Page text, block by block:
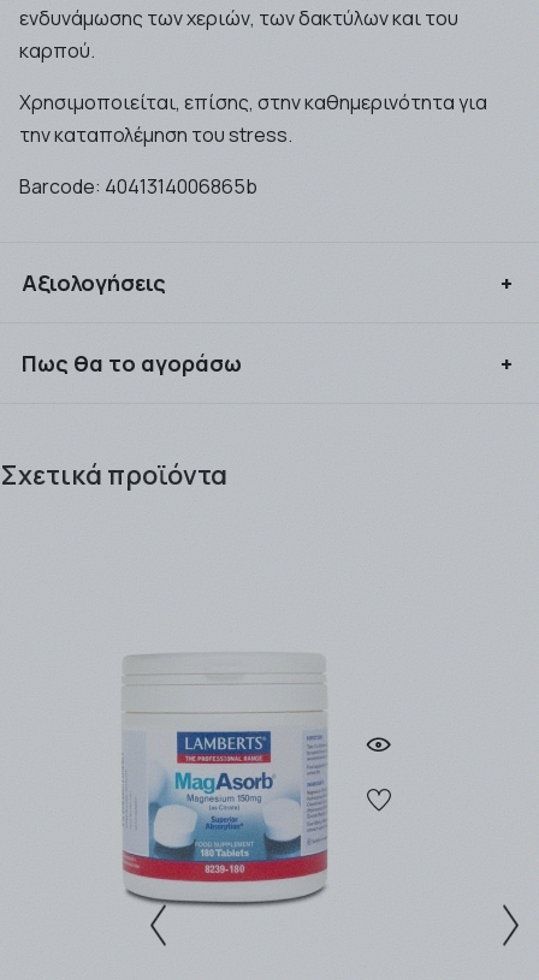
ενδυνάμωσης των χεριών, των δακτύλων και του
καρπού.
Χρησιμοποιείται, επίσης, στην καθημερινότητα για
την καταπολέμηση του stress.
Barcode: 4041314006865b
Αξιολογήσεις
Πως θα το αγοράσω
εγγεγραμμένος πελάτης κερδίζοντας πόντους προς
που θα επιλέξετε (ΒΟΧNOW / EASYMAIL / ACS
Η παράδοση των προϊόντων γίνεται συνήθως σε 1 - 3
εργάσιμες μέρες για αποστολές εντός Αττικής, ενώ για
απομακρυσμένες περιοχές ο χρόνος παράδοσης
μπορεί να φτάσει τις 4- 5 εργάσιμες.
Η αποστολή είναιΔΩΡΕΑΝγια ποσά
49,00 € ανεξαρτήτως βάρους με την BOX
Σχετικά προϊόντα